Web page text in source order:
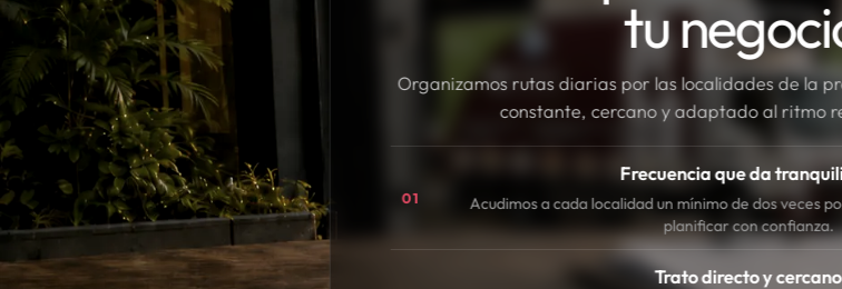
tu
Organizamos rutas diarias por las localidades de la
constante, cercano y adaptado al ritmo
01
Frecuencia que da
Acudimos a cada localidad un mínimo de dos veces
planificar con confianza.
Trato directo y cercano